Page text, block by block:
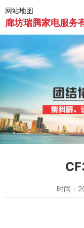
网站地图
廊坊瑞腾家电服务
时间：